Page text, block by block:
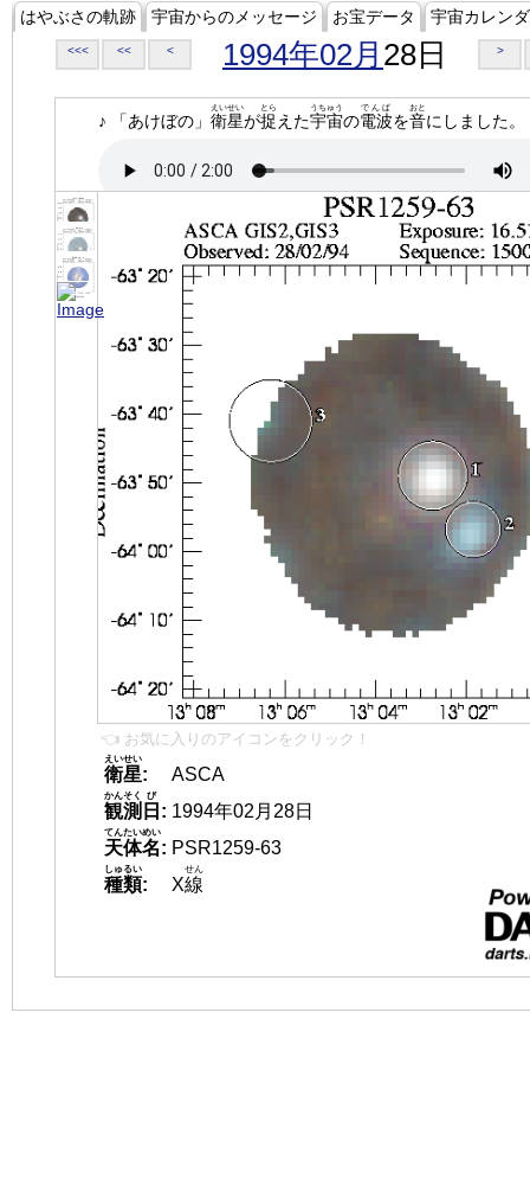
はやぶさの軌跡 宇宙からのメッセージ お宝データ 宇宙カレン
<<< << < 1994年02月 28日 >
♪ 「あけぼの」 衛星
えいせい
が捉
とら
えた宇宙
うちゅう
の電波
でんぱ
を音
おと
にしました。
👈 お気に入りのアイコンをクリック！
衛星
えいせい
:
ASCA
観測
かんそく
日
び
: 1994年02月28日
天体名
てんたいめい
: PSR1259-63
種類
しゅるい
: X線
せん